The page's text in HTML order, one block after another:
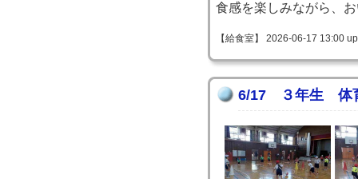
食感を楽しみながら、
【給食室】 2026-06-17 13:00
6/17 ３年生 体